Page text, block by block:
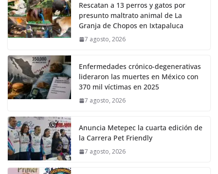
Rescatan a 13 perros y gatos por
presunto maltrato animal de La
Granja de Chopos en Ixtapaluca
7 agosto, 2026
Enfermedades crónico-degenerativas
lideraron las muertes en México con
370 mil víctimas en 2025
7 agosto, 2026
Anuncia Metepec la cuarta edición de
la Carrera Pet Friendly
7 agosto, 2026